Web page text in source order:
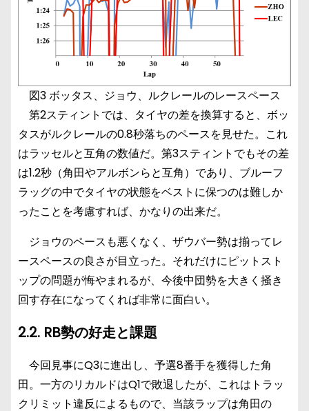
図3 ボッタス、ジョウ、ルクレールのレースペース
第2スティントでは、タイヤの差を換算すると、ボッ
タスがルクレールの0.8秒落ちのペースを見せた。これ
はラッセルと互角の数値だ。第3スティントでもその差
は1.2秒（角田やアルボンらと互角）であり、ブルーフ
ラッグの中でタイヤの状態をベストに保つのは難しか
ったことを考慮すれば、かなりの出来だ。
ジョウのペースも悪くなく、ザウバー勢は揃ってレ
ースペースの良さが目立った。それだけにピットスト
ップの問題が悔やまれるが、今後中団勢を大きく掻き
回す存在になってくれば非常に面白い。
2.2. RB勢の好走と課題
今回見事にQ3に進出し、予選8番手を獲得した角
田。一方のリカルドはQ1で敗退したが、これはトラッ
クリミット違反によるもので、当該ラップは角田の